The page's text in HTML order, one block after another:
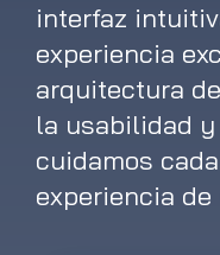
interfaz
experiencia
arquitectura
la usabilidad
cuidamos
experiencia